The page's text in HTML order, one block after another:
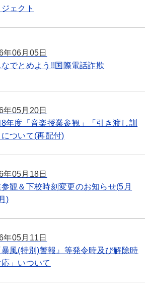
ェクト
年06月05日
でとめよう!!国際電話詐欺
年05月20日
年度「音楽授業参観」「引き渡し訓
ついて(再配付)
年05月18日
観＆下校時刻変更のお知らせ(5月
)
年05月11日
暴風(特別)警報』等発令時及び解除時
」いついて